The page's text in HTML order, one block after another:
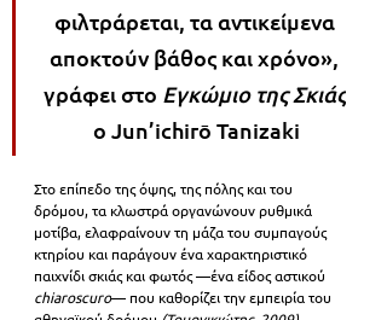
φιλτράρεται, τα αντικείμενα
αποκτούν βάθος και χρόνο»,
γράφει στο Εγκώμιο της Σκιάς
ο Jun’ichirō Tanizaki
Στο επίπεδο της όψης, της πόλης και του
δρόμου, τα κλωστρά οργανώνουν ρυθμικά
μοτίβα, ελαφραίνουν τη μάζα του συμπαγούς
κτηρίου και παράγουν ένα χαρακτηριστικό
παιχνίδι σκιάς και φωτός —ένα είδος αστικού
chiaroscuro— που καθορίζει την εμπειρία του